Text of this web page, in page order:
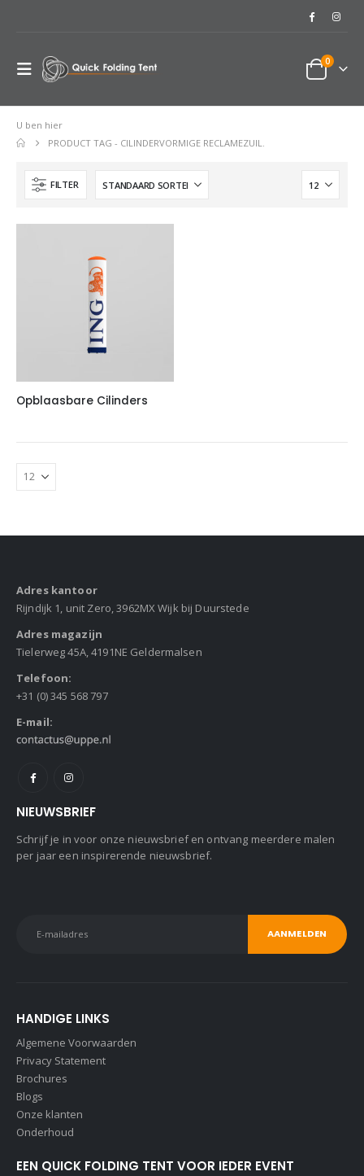
0
U ben hier
PRODUCT TAG - CILINDERVORMIGE RECLAMEZUIL.
FILTER
Opblaasbare Cilinders
Adres kantoor
Rijndijk 1, unit Zero, 3962MX Wijk bij Duurstede
Adres magazijn
Tielerweg 45A, 4191NE Geldermalsen
Telefoon:
+31 (0) 345 568 797
E-mail:
NIEUWSBRIEF
Schrijf je in voor onze nieuwsbrief en ontvang meerdere malen
per jaar een inspirerende nieuwsbrief.
HANDIGE LINKS
Algemene Voorwaarden
Privacy Statement
Brochures
Blogs
Onze klanten
Onderhoud
EEN QUICK FOLDING TENT VOOR IEDER EVENT